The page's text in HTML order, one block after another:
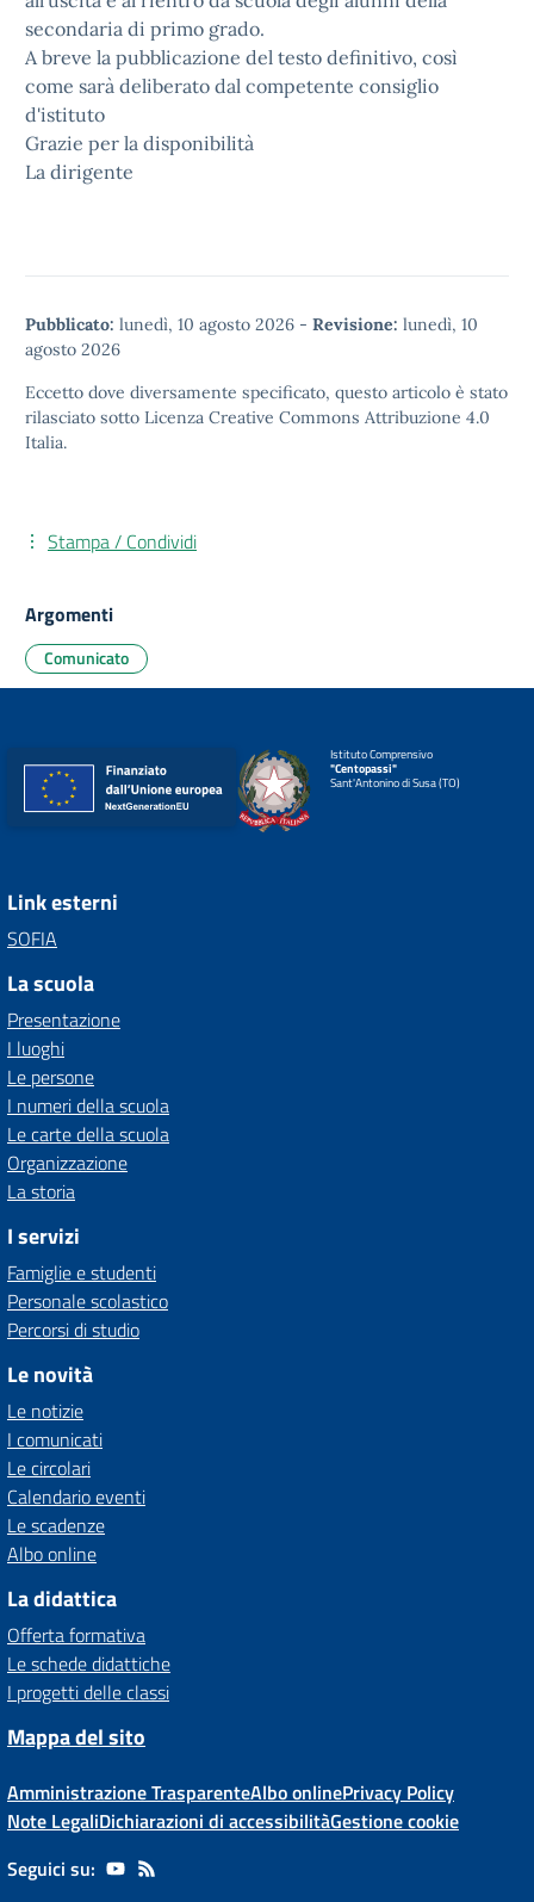
secondaria di primo grado.
A breve la pubblicazione del testo definitivo, così
come sarà deliberato dal competente consiglio
d'istituto
Grazie per la disponibilità
La dirigente
Pubblicato: lunedì, 10 agosto 2026 - Revisione: lunedì, 10
agosto 2026
Eccetto dove diversamente specificato, questo articolo è stato
rilasciato sotto Licenza Creative Commons Attribuzione 4.0
Italia.
Stampa / Condividi
Argomenti
Comunicato
Istituto Comprensivo
"Centopassi"
Sant'Antonino di Susa (TO)
Link esterni
SOFIA
La scuola
Presentazione
I luoghi
Le persone
I numeri della scuola
Le carte della scuola
Organizzazione
La storia
I servizi
Famiglie e studenti
Personale scolastico
Percorsi di studio
Le novità
Le notizie
I comunicati
Le circolari
Calendario eventi
Le scadenze
Albo online
La didattica
Offerta formativa
Le schede didattiche
I progetti delle classi
Mappa del sito
Amministrazione TrasparenteAlbo onlinePrivacy Policy
Note LegaliDichiarazioni di accessibilitàGestione cookie
Seguici su: